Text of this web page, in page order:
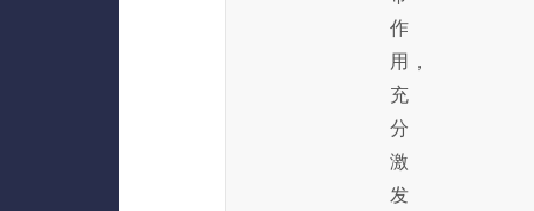
作
用，
充
分
激
发